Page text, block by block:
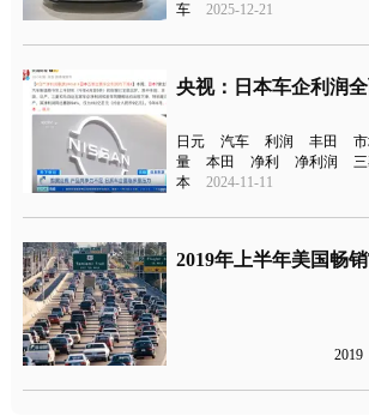
车
2025-12-21
央视：日本车企利润
日元 汽车 利润 丰田
量
本田 净利 净利润
本
2024-11-11
2019